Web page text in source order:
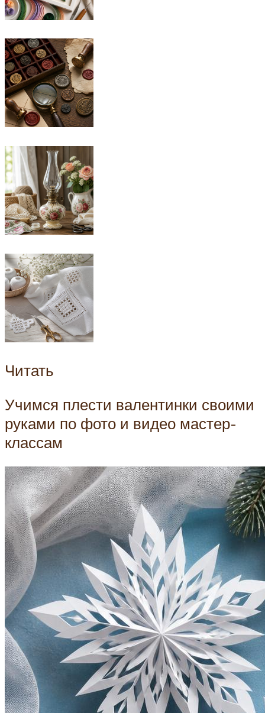
Читать
Учимся плести валентинки своими
руками по фото и видео мастер-
классам